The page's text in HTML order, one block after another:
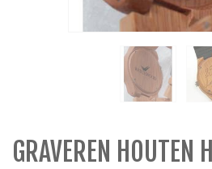
GRAVEREN HOUTEN